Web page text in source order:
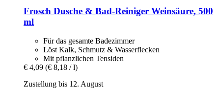
Frosch Dusche & Bad-​Reiniger Weinsäure, 500
ml
Für das gesamte Badezimmer
Löst Kalk, Schmutz & Wasserflecken
Mit pflanzlichen Tensiden
€ 4,09 (€ 8,18 / l)
Zustellung bis 12. August